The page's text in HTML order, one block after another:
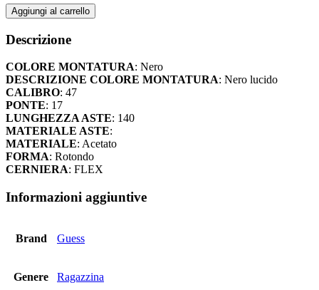
110,00 €.74,80 €.
Guess
-
GU50270
-
1
quantità
Aggiungi al carrello
Descrizione
COLORE MONTATURA: Nero
DESCRIZIONE COLORE MONTATURA: Nero lucido
CALIBRO: 47
PONTE: 17
LUNGHEZZA ASTE: 140
MATERIALE ASTE:
MATERIALE: Acetato
FORMA: Rotondo
CERNIERA: FLEX
Informazioni aggiuntive
Brand Guess
Genere Ragazzina